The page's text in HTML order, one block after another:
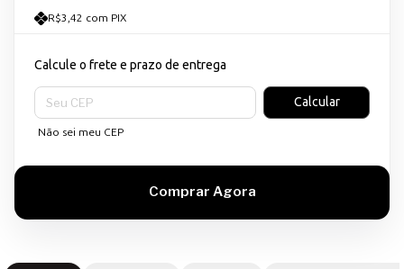
R$3,42 com PIX
Calcule o frete e prazo de entrega
Entregas para o CEP:
Calcular
Não sei meu CEP